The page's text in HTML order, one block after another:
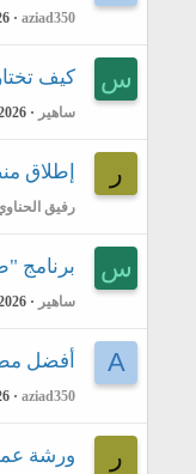
aziad350
س كيف
ساهير
ر إطلاق
رفيق
س برنامج "طمّني قلبك"
ساهير
A أفضل
aziad350
ر ورشة